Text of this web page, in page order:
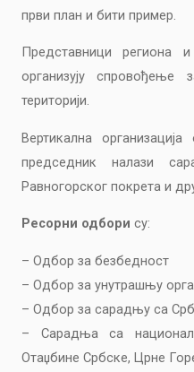
први план и бити пример.
Представници региона
организују спровођење
територији.
Вертикална
председник налази
Равногорског покрета и
Ресорни одбори су:
– Одбор за безбедност
– Одбор за унутрашњу
– Одбор за сарадњу са
– Сарадња са
Отаџбине Србске, Црне